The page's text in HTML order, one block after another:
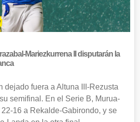
Mariezkurrena II disputarán la
dejado fuera a Altuna III-Rezusta
semifinal. En el Serie B, Murua-
16 a Rekalde-Gabirondo, y se